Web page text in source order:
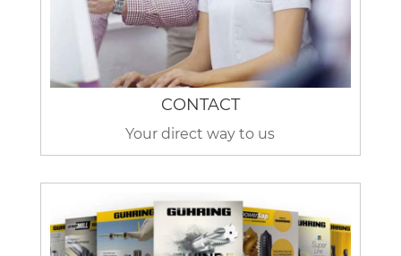
CONTACT
Your direct way to us